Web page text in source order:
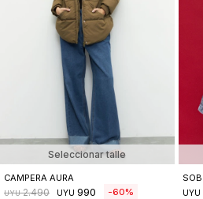
Seleccionar talle
CAMPERA AURA
UYU 2.490 UYU 990 60 UYU